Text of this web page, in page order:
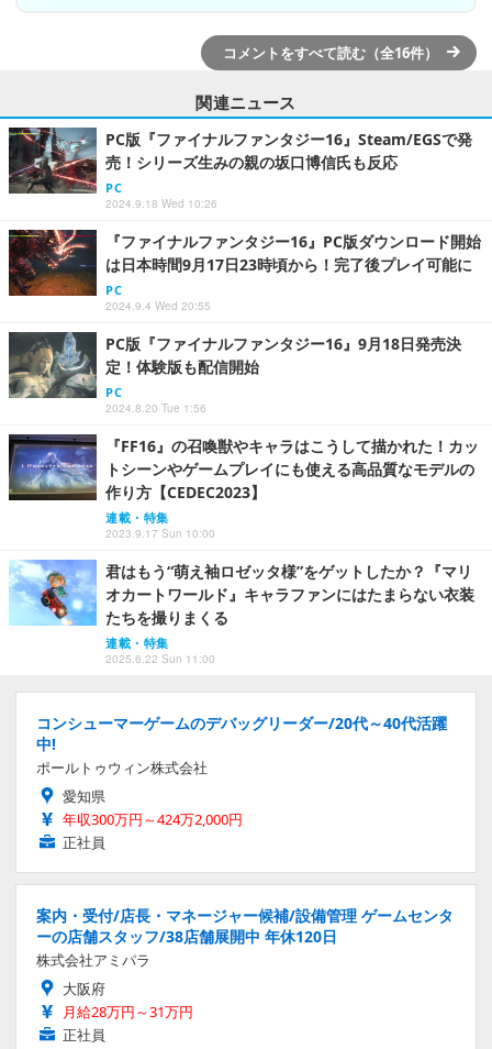
コメントをすべて読む（全16件）
関連ニュース
PC版『ファイナルファンタジー16』Steam/EGSで発
売！シリーズ生みの親の坂口博信氏も反応
PC
2024.9.18 Wed 10:26
『ファイナルファンタジー16』PC版ダウンロード開始
は日本時間9月17日23時頃から！完了後プレイ可能に
PC
2024.9.4 Wed 20:55
PC版『ファイナルファンタジー16』9月18日発売決
定！体験版も配信開始
PC
2024.8.20 Tue 1:56
『FF16』の召喚獣やキャラはこうして描かれた！カッ
トシーンやゲームプレイにも使える高品質なモデルの
作り方【CEDEC2023】
連載・特集
2023.9.17 Sun 10:00
君はもう“萌え袖ロゼッタ様”をゲットしたか？『マリ
オカートワールド』キャラファンにはたまらない衣装
たちを撮りまくる
連載・特集
2025.6.22 Sun 11:00
コンシューマーゲームのデバッグリーダー/20代～40代活躍
中!
ポールトゥウィン株式会社
愛知県
年収300万円～424万2,000円
正社員
案内・受付/店長・マネージャー候補/設備管理 ゲームセンタ
ーの店舗スタッフ/38店舗展開中 年休120日
株式会社アミパラ
大阪府
月給28万円～31万円
正社員